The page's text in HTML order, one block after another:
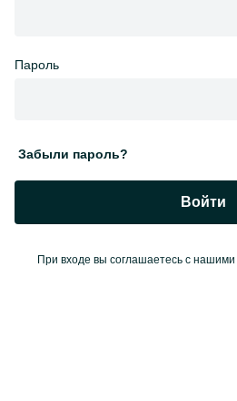
Пароль
Забыли пароль?
Войти
При входе вы соглашаетесь с нашими